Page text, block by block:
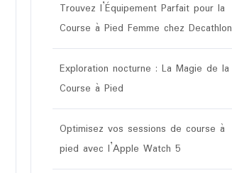
Trouvez l’Équipement Parfait pour la
Course à Pied Femme chez Decathlon
Exploration nocturne : La Magie de la
Course à Pied
Optimisez vos sessions de course à
pied avec l’Apple Watch 5